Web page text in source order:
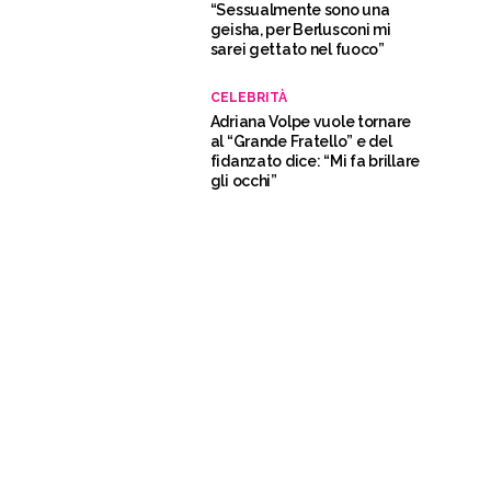
“Sessualmente sono una
geisha, per Berlusconi mi
sarei gettato nel fuoco”
CELEBRITÀ
Adriana Volpe vuole tornare
al “Grande Fratello” e del
fidanzato dice: “Mi fa brillare
gli occhi”